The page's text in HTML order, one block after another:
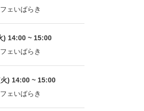
ェいばらき
) 14:00 ~ 15:00
ェいばらき
) 14:00 ~ 15:00
ェいばらき